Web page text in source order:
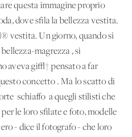
questa immagine proprio
dove sfila la bellezza vestita.
vestita. Un giorno, quando si
magrezza', si
aveva gi√† pensato a far
concetto'. Ma lo scatto di
'schiaffo' a quegli stilisti che
le loro sfilate e foto, modelle
- dice il fotografo - che loro